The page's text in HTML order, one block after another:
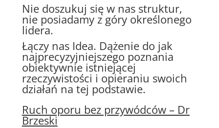
Nie doszukuj się w nas struktur,
nie posiadamy z góry określonego
lidera.
Łączy nas Idea. Dążenie do jak
najprecyzyjniejszego poznania
obiektywnie istniejącej
rzeczywistości i opieraniu swoich
działań na tej podstawie.
Ruch oporu bez przywódców – Dr
Brzeski